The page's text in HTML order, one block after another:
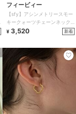
フィービィー
【sfy】アシンメトリースモー
キークォーツチェーンネックレ
ス
¥ 3,520 新着